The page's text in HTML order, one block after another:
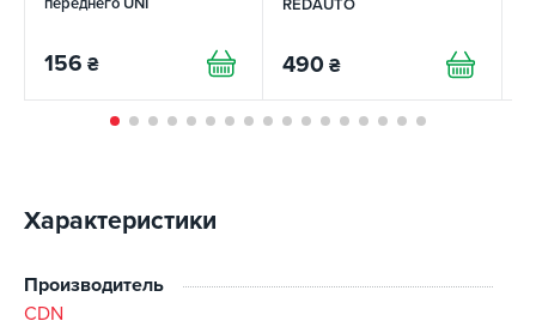
156 ₴
REDAUTO
490 ₴
Характеристики
Производитель
CDN